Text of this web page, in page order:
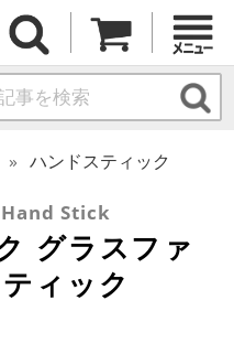
ハンドスティック
Stick
グラスファ
ィック